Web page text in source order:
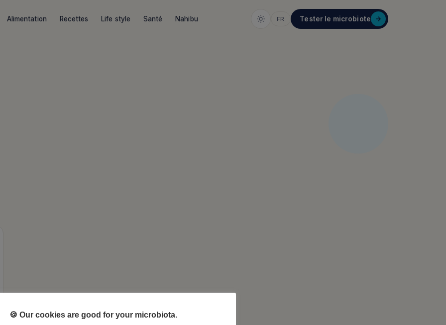
Alimentation Recettes Life style Santé Nahibu FR Tester le microbiote
🍪 Our cookies are good for your microbiota.